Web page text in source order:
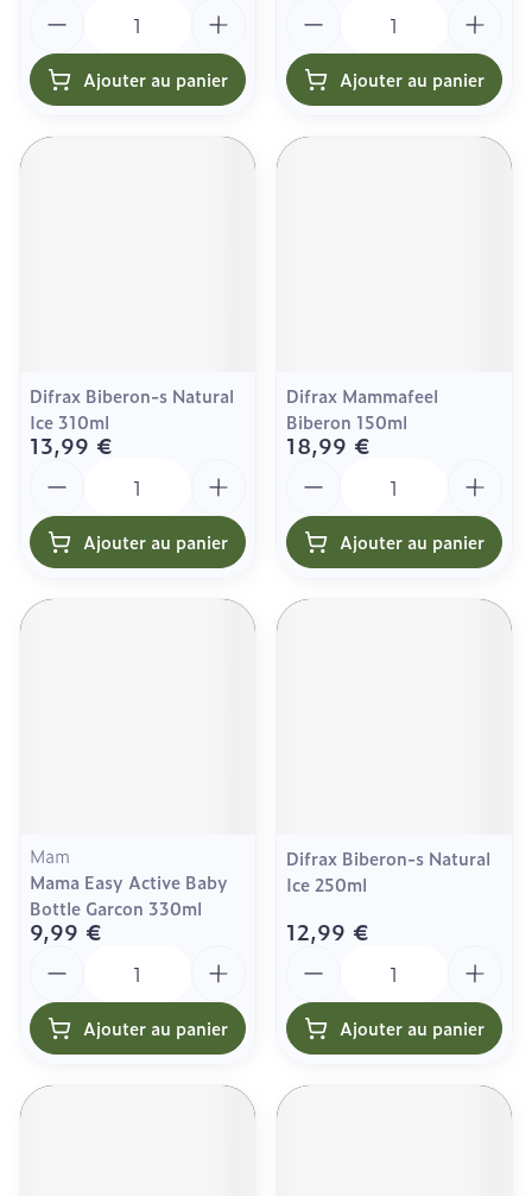
Ajouter au panier Ajouter au panier
Difrax Biberon-s Natural
Ice 310ml
13,99 €
Ajouter au panier
Difrax Mammafeel
Biberon 150ml
18,99 €
Ajouter au panier
Mam
Mama Easy Active Baby
Bottle Garcon 330ml
9,99 €
Ajouter au panier
Difrax Biberon-s Natural
Ice 250ml
12,99 €
Ajouter au panier